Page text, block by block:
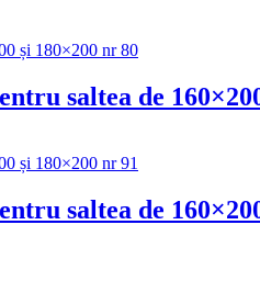
saltea de
saltea de